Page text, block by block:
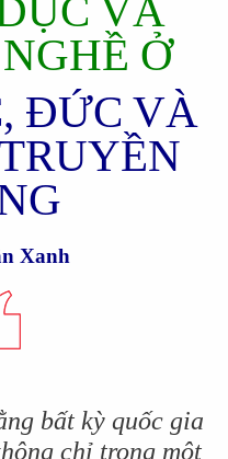
VÀ
Ở
ĐỨC VÀ
Xanh
bất kỳ quốc gia
chỉ trong một